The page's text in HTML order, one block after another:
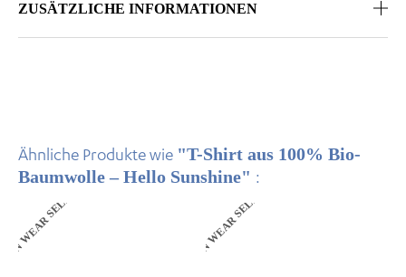
ZUSÄTZLICHE INFORMATIONEN
Ähnliche Produkte wie "T-Shirt aus 100% Bio-
Baumwolle – Hello Sunshine" :
SELECTION
Dieses
Produkt
GREEN WEAR SELECTION
Dieses
Produkt